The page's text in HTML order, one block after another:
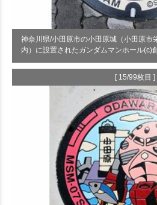
神奈川県/小田原市の小田原城（小田原
内）に設置されたガンダムマンホール(c)
[ 15/99枚目 ]